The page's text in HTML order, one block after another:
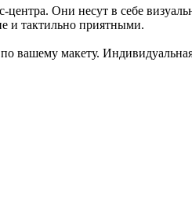
Они несут в себе
и тактильно приятными.
вашему макету.